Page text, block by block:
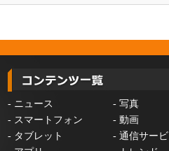
- ニュース - 写真
- スマートフォン - 動画
- タブレット - 通信サー